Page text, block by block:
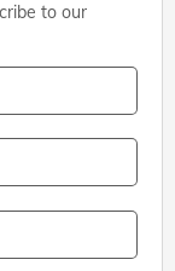
to our